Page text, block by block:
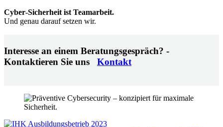
Cyber‑Sicherheit ist Teamarbeit.
Und genau darauf setzen wir.
Interesse an einem Beratungsgespräch? -
Kontaktieren Sie uns Kontakt